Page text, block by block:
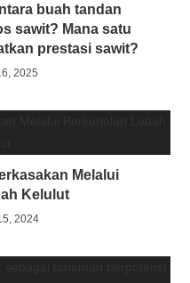
buah tandan
sawit? Mana satu
prestasi sawit?
2025
Melalui
Kelulut
2024